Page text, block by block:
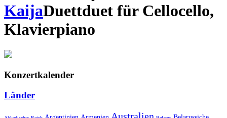
KaijaDuettduet für Cellocello,
Klavierpiano
Konzertkalender
Länder